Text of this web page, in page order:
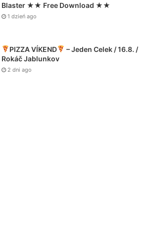
Blaster ★★ Free Download ★★
1 dzień ago
PIZZA VÍKEND
– Jeden Celek / 16.8. /
Rokáč Jablunkov
2 dni ago